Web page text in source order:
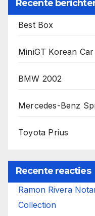
Recente
Best Box
MiniGT Korean
BMW 2002
Mercedes-Benz
Toyota Prius
Recente reacties
Ramon Rivera
Collection